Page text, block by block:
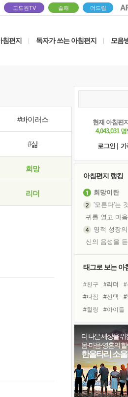
고도원TV 솔패 더드림
침편지 독자가 쓰는 아침편지 모음
#바이러스
#삶
희망
리더
현재 아침편
4,043,031 명
로그인
가
아침편지 랭킹
희망이란
'모른다'는 것
영적 성장
신의 음성을
극과 극의 양
'말 타는 법'을
졸업식 사진을
슬럼프
보고 싶은 어
태그로 보는 아
#친구 #리더
#
#다짐
#선택
#
#힐링
#아이들
#바이러스
#계
#비전캠프
#링
#도움
#나눔
#
#희망
#건강
#
#유튜브
#독서
더 나은 세상을 위
몸·마음·영혼의
한울타리 소